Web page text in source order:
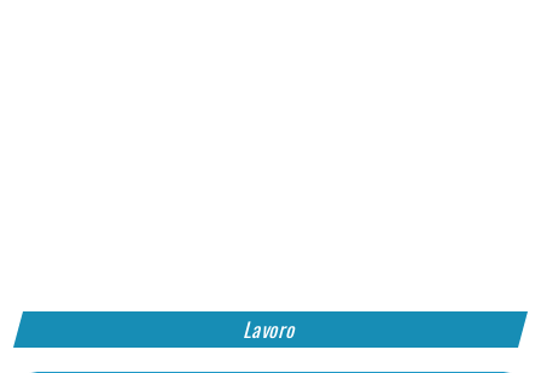
Lavoro